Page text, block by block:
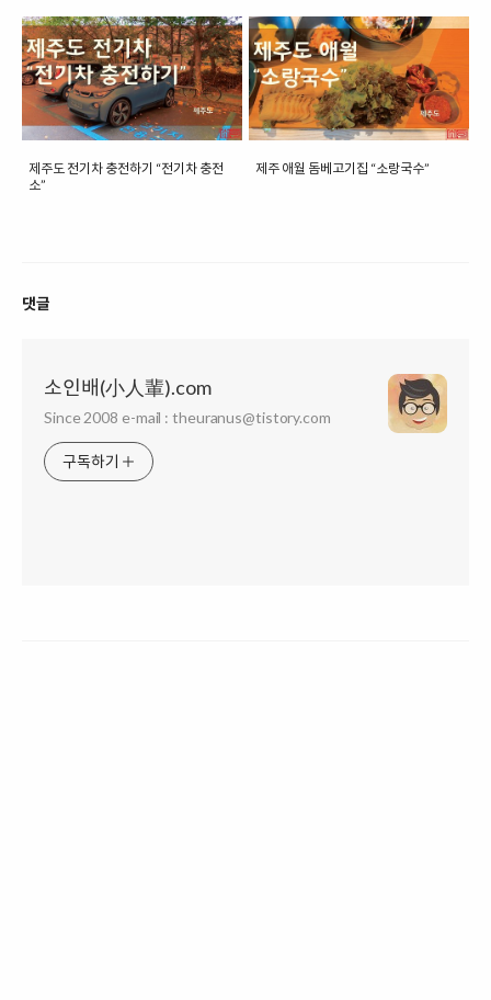
제주도 전기차 충전하기 “전기차 충전
소”
제주 애월 돔베고기집 “소랑국수”
댓글
소인배(小人輩).com
Since 2008 e-mail : theuranus@tistory.com
구독하기